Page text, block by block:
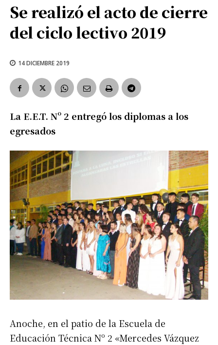
Se realizó el acto de cierre
del ciclo lectivo 2019
14 DICIEMBRE 2019
La E.E.T. Nº 2 entregó los diplomas a los
egresados
Anoche, en el patio de la Escuela de
Educación Técnica Nº 2 «Mercedes Vázquez